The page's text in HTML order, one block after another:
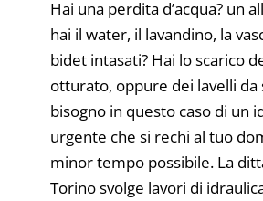
Hai una perdita d’acqua? un
hai il water, il lavandino, la
bidet intasati? Hai lo scarico
otturato, oppure dei lavelli da
bisogno in questo caso di un
urgente che si rechi al tuo
minor tempo possibile. La
Torino svolge lavori di